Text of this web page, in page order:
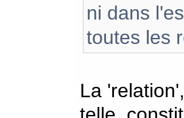
ni dans
toutes les
La